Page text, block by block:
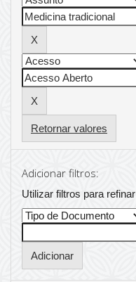
Retornar valores
Adicionar filtros:
Utilizar filtros para